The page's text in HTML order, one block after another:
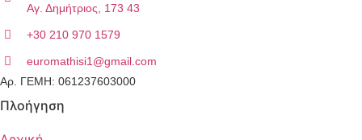
Αγ. Δημήτριος, 173 43
+30 210 970 1579
euromathisi1@gmail.com
Αρ. ΓΕΜΗ: 061237603000
Πλοήγηση